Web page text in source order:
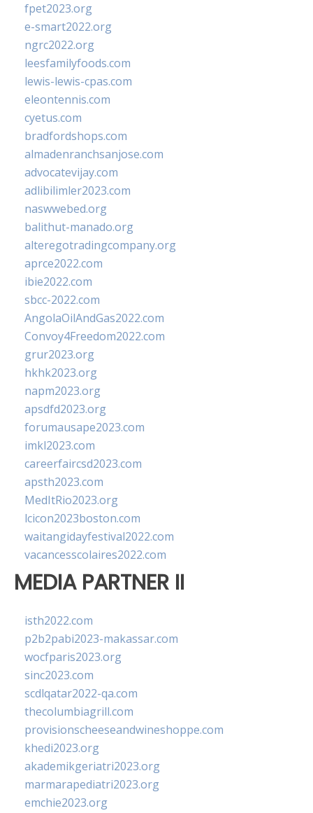
fpet2023.org
e-smart2022.org
ngrc2022.org
leesfamilyfoods.com
lewis-lewis-cpas.com
eleontennis.com
cyetus.com
bradfordshops.com
almadenranchsanjose.com
advocatevijay.com
adlibilimler2023.com
naswwebed.org
balithut-manado.org
alteregotradingcompany.org
aprce2022.com
ibie2022.com
sbcc-2022.com
AngolaOilAndGas2022.com
Convoy4Freedom2022.com
grur2023.org
hkhk2023.org
napm2023.org
apsdfd2023.org
forumausape2023.com
imkl2023.com
careerfaircsd2023.com
apsth2023.com
MedItRio2023.org
lcicon2023boston.com
waitangidayfestival2022.com
vacancesscolaires2022.com
MEDIA PARTNER II
isth2022.com
p2b2pabi2023-makassar.com
wocfparis2023.org
sinc2023.com
scdlqatar2022-qa.com
thecolumbiagrill.com
provisionscheeseandwineshoppe.com
khedi2023.org
akademikgeriatri2023.org
marmarapediatri2023.org
emchie2023.org